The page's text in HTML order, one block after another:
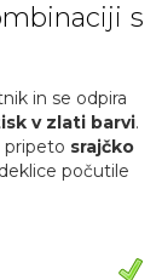
s
in se odpira
v zlati barvi.
pripeto srajčko
počutile